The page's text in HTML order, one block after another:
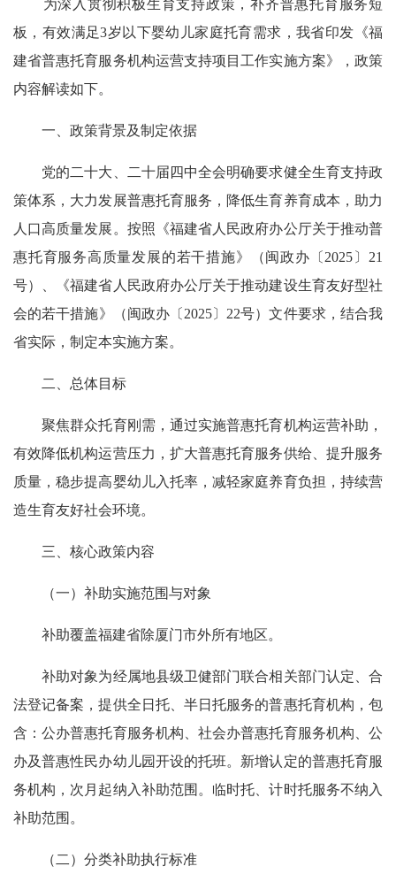
为深入贯彻积极生育支持政策，补齐普惠托育服务短
板，有效满足3岁以下婴幼儿家庭托育需求，我省印发《福
建省普惠托育服务机构运营支持项目工作实施方案》，政策
内容解读如下。
一、政策背景及制定依据
党的二十大、二十届四中全会明确要求健全生育支持政
策体系，大力发展普惠托育服务，降低生育养育成本，助力
人口高质量发展。按照《福建省人民政府办公厅关于推动普
惠托育服务高质量发展的若干措施》（闽政办〔2025〕21
号）、《福建省人民政府办公厅关于推动建设生育友好型社
会的若干措施》（闽政办〔2025〕22号）文件要求，结合我
省实际，制定本实施方案。
二、总体目标
聚焦群众托育刚需，通过实施普惠托育机构运营补助，
有效降低机构运营压力，扩大普惠托育服务供给、提升服务
质量，稳步提高婴幼儿入托率，减轻家庭养育负担，持续营
造生育友好社会环境。
三、核心政策内容
（一）补助实施范围与对象
补助覆盖福建省除厦门市外所有地区。
补助对象为经属地县级卫健部门联合相关部门认定、合
法登记备案，提供全日托、半日托服务的普惠托育机构，包
含：公办普惠托育服务机构、社会办普惠托育服务机构、公
办及普惠性民办幼儿园开设的托班。新增认定的普惠托育服
务机构，次月起纳入补助范围。临时托、计时托服务不纳入
补助范围。
（二）分类补助执行标准